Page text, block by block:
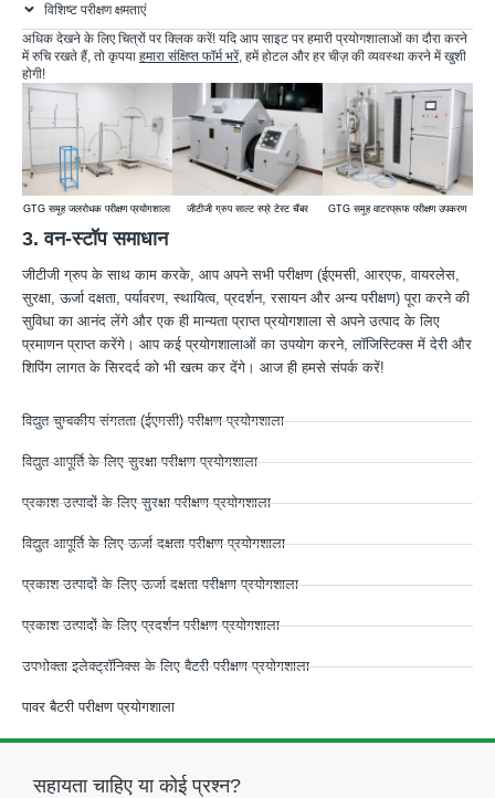
विशिष्ट परीक्षण क्षमताएं
अधिक देखने के लिए चित्रों पर क्लिक करें! यदि आप साइट पर हमारी प्रयोगशालाओं का दौरा करने
में रुचि रखते हैं, तो कृपया हमारा संक्षिप्त फॉर्म भरें, हमें होटल और हर चीज़ की व्यवस्था करने में खुशी
होगी!
GTG समूह जलरोधक परीक्षण प्रयोगशाला जीटीजी ग्रुप साल्ट स्प्रे टेस्ट चैंबर GTG समूह वाटरप्रूफ परीक्षण उपकरण
3. वन-स्टॉप समाधान
जीटीजी ग्रुप के साथ काम करके, आप अपने सभी परीक्षण (ईएमसी, आरएफ, वायरलेस,
सुरक्षा, ऊर्जा दक्षता, पर्यावरण, स्थायित्व, प्रदर्शन, रसायन और अन्य परीक्षण) पूरा करने की
सुविधा का आनंद लेंगे और एक ही मान्यता प्राप्त प्रयोगशाला से अपने उत्पाद के लिए
प्रमाणन प्राप्त करेंगे। आप कई प्रयोगशालाओं का उपयोग करने, लॉजिस्टिक्स में देरी और
शिपिंग लागत के सिरदर्द को भी खत्म कर देंगे। आज ही हमसे संपर्क करें!
विद्युत चुम्बकीय संगतता (ईएमसी) परीक्षण प्रयोगशाला
विद्युत आपूर्ति के लिए सुरक्षा परीक्षण प्रयोगशाला
प्रकाश उत्पादों के लिए सुरक्षा परीक्षण प्रयोगशाला
विद्युत आपूर्ति के लिए ऊर्जा दक्षता परीक्षण प्रयोगशाला
प्रकाश उत्पादों के लिए ऊर्जा दक्षता परीक्षण प्रयोगशाला
प्रकाश उत्पादों के लिए प्रदर्शन परीक्षण प्रयोगशाला
उपभोक्ता इलेक्ट्रॉनिक्स के लिए बैटरी परीक्षण प्रयोगशाला
पावर बैटरी परीक्षण प्रयोगशाला
सहायता चाहिए या कोई प्रश्न?